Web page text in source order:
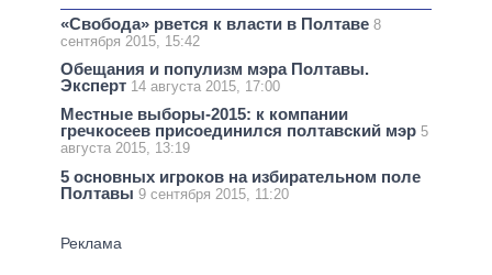
«Свобода» рвется к власти в Полтаве 8
сентября 2015, 15:42
Обещания и популизм мэра Полтавы.
Эксперт 14 августа 2015, 17:00
Местные выборы-2015: к компании
гречкосеев присоединился полтавский мэр 5
августа 2015, 13:19
5 основных игроков на избирательном поле
Полтавы 9 сентября 2015, 11:20